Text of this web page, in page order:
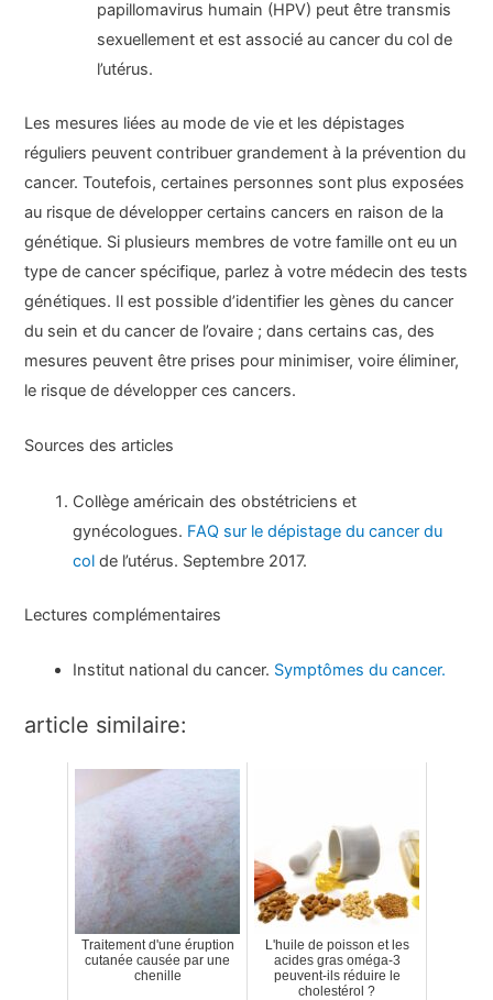
papillomavirus humain (HPV) peut être transmis
sexuellement et est associé au cancer du col de
l’utérus.
Les mesures liées au mode de vie et les dépistages
réguliers peuvent contribuer grandement à la prévention du
cancer. Toutefois, certaines personnes sont plus exposées
au risque de développer certains cancers en raison de la
génétique. Si plusieurs membres de votre famille ont eu un
type de cancer spécifique, parlez à votre médecin des tests
génétiques. Il est possible d’identifier les gènes du cancer
du sein et du cancer de l’ovaire ; dans certains cas, des
mesures peuvent être prises pour minimiser, voire éliminer,
le risque de développer ces cancers.
Sources des articles
Collège américain des obstétriciens et
gynécologues. FAQ sur le dépistage du cancer du
col de l’utérus. Septembre 2017.
Lectures complémentaires
Institut national du cancer. Symptômes du cancer.
article similaire:
Traitement d'une éruption
cutanée causée par une
chenille
L'huile de poisson et les
acides gras oméga-3
peuvent-ils réduire le
cholestérol ?